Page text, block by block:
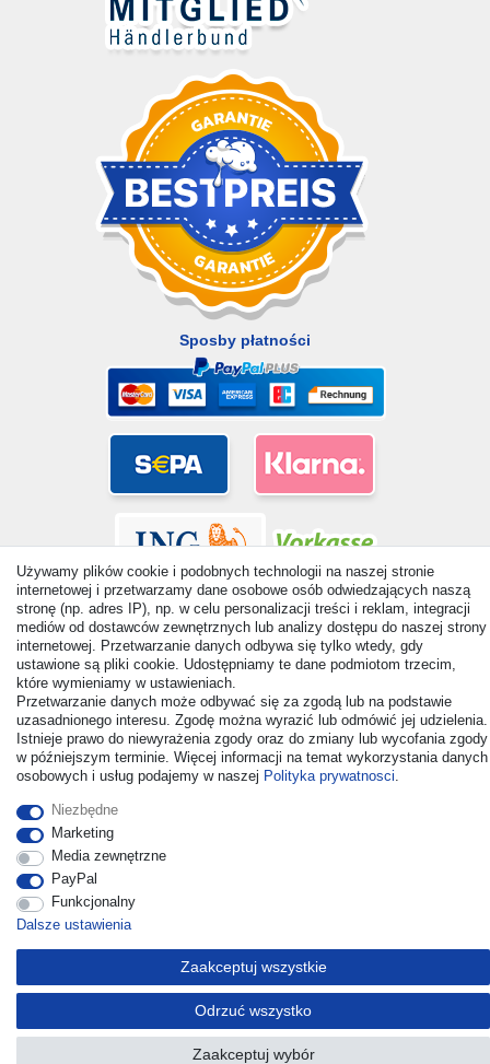
Sposby płatności
© Copyright 2026 | Wszelkie prawa zastrzezone. - All rights
reserved. Prices incl. VAT. 19% VAT Basic prices see article detail
| * Applies to deliveries to the UK!
Używamy plików cookie i podobnych technologii na naszej stronie
internetowej i przetwarzamy dane osobowe osób odwiedzających naszą
stronę (np. adres IP), np. w celu personalizacji treści i reklam, integracji
mediów od dostawców zewnętrznych lub analizy dostępu do naszej strony
internetowej. Przetwarzanie danych odbywa się tylko wtedy, gdy
ustawione są pliki cookie. Udostępniamy te dane podmiotom trzecim,
które wymieniamy w ustawieniach.
Przetwarzanie danych może odbywać się za zgodą lub na podstawie
uzasadnionego interesu. Zgodę można wyrazić lub odmówić jej udzielenia.
Istnieje prawo do niewyrażenia zgody oraz do zmiany lub wycofania zgody
w późniejszym terminie. Więcej informacji na temat wykorzystania danych
osobowych i usług podajemy w naszej Polityka prywatnosci.
Niezbędne
Marketing
Media zewnętrzne
PayPal
Funkcjonalny
Dalsze ustawienia
Zaakceptuj wszystkie
Odrzuć wszystko
Zaakceptuj wybór
Odstąp od umowy tutaj Kontakt